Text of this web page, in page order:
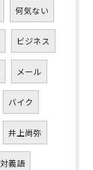
何気ない
ビジネス
メール
バイク
井上尚弥
対義語